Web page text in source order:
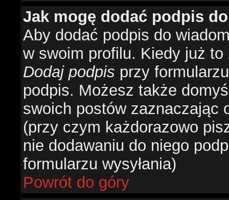
Jak mogę dodać podpis
Aby dodać podpis do
w swoim profilu. Kiedy już
Dodaj podpis przy
podpis. Możesz także
swoich postów zaznaczając
(przy czym każdorazowo
nie dodawaniu do niego
formularzu wysyłania)
Powrót do góry